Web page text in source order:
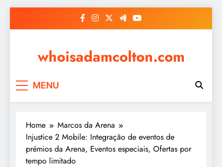
whoisadamcolton.com
MENU
Home
Marcos da Arena
Injustice 2 Mobile: Integração de eventos de
prémios da Arena, Eventos especiais, Ofertas por
tempo limitado